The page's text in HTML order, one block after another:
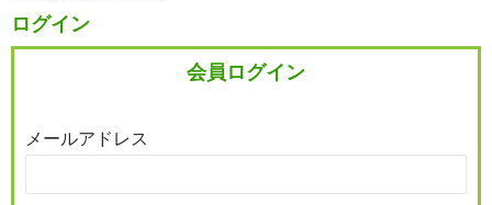
ログイン
会員ログイン
メールアドレス